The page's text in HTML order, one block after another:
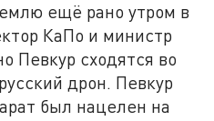
ещё рано утром в
КаПо и министр
Певкур сходятся во
дрон. Певкур
был нацелен на